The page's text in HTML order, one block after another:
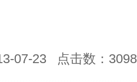
07-23 点击数： 3098